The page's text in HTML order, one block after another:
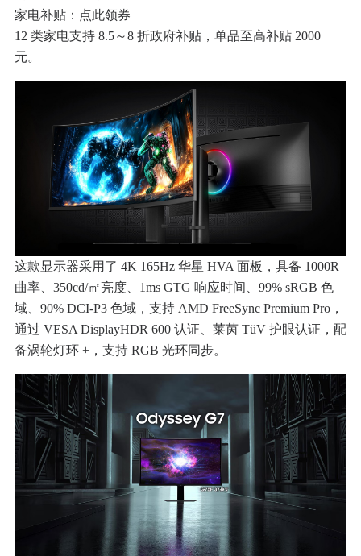
家电补贴：点此领券
12 类家电支持 8.5～8 折政府补贴，单品至高补贴 2000
元。
这款显示器采用了 4K 165Hz 华星 HVA 面板，具备 1000R
曲率、350cd/㎡亮度、1ms GTG 响应时间、99% sRGB 色
域、90% DCI-P3 色域，支持 AMD FreeSync Premium Pro，
通过 VESA DisplayHDR 600 认证、莱茵 TüV 护眼认证，配
备涡轮灯环 +，支持 RGB 光环同步。